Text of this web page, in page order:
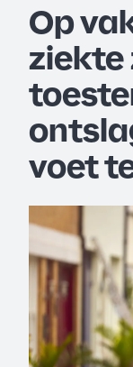
Op
ziekte
voet